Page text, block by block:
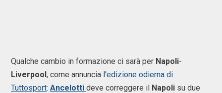
Qualche cambio in formazione ci sarà per Napoli-
Liverpool, come annuncia l'edizione odierna di
Tuttosport: Ancelotti deve correggere il Napoli su due